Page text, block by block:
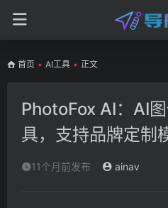
首页 • AI工具 • 正文
PhotoFox AI：AI
具，支持品牌定制
11个月前发布 ainav